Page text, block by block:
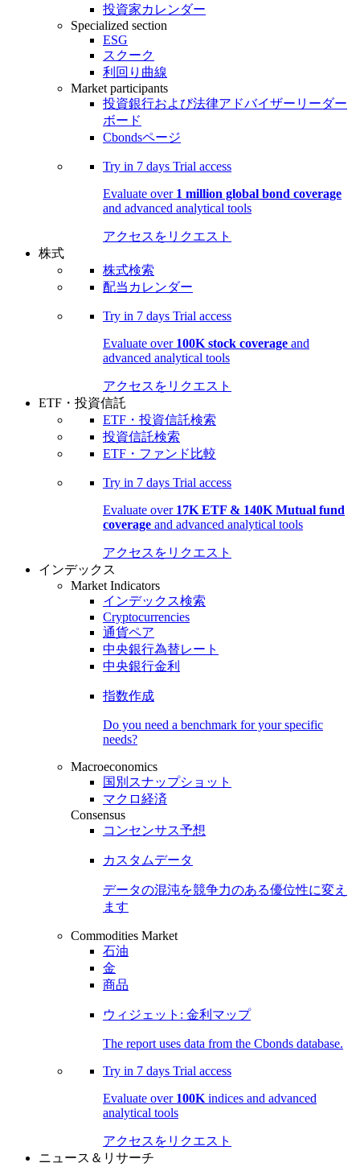
投資家カレンダー
Specialized section
ESG
スクーク
利回り曲線
Market participants
投資銀行および法律アドバイザーリーダー
ボード
Cbondsページ
Try in 7 days Trial access
Evaluate over 1 million global bond coverage
and advanced analytical tools
アクセスをリクエスト
株式
株式検索
配当カレンダー
Try in 7 days Trial access
Evaluate over 100K stock coverage and
advanced analytical tools
アクセスをリクエスト
ETF・投資信託
ETF・投資信託検索
投資信託検索
ETF・ファンド比較
Try in 7 days Trial access
Evaluate over 17K ETF & 140K Mutual fund
coverage and advanced analytical tools
アクセスをリクエスト
インデックス
Market Indicators
インデックス検索
Cryptocurrencies
通貨ペア
中央銀行為替レート
中央銀行金利
指数作成
Do you need a benchmark for your specific
needs?
Macroeconomics
国別スナップショット
マクロ経済
Consensus
コンセンサス予想
カスタムデータ
データの混沌を競争力のある優位性に変え
ます
Commodities Market
石油
金
商品
ウィジェット: 金利マップ
The report uses data from the Cbonds database.
Try in 7 days Trial access
Evaluate over 100K indices and advanced
analytical tools
アクセスをリクエスト
ニュース＆リサーチ